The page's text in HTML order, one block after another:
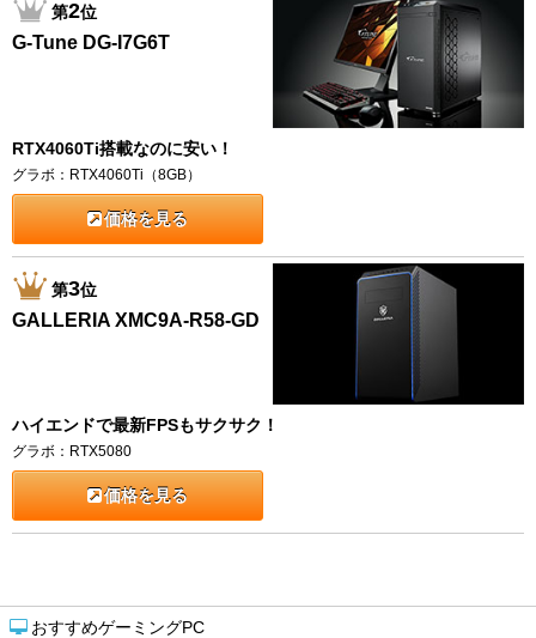
おすすめゲーミングPC
第2位
G-Tune DG-I7G6T
RTX4060Ti搭載なのに安い！
グラボ：RTX4060Ti（8GB）
価格を見る
第3位
GALLERIA XMC9A-R58-GD
ハイエンドで最新FPSもサクサク！
グラボ：RTX5080
価格を見る